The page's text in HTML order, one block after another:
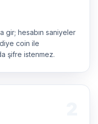
gir; hesabın saniyeler
coin ile
şifre istenmez.